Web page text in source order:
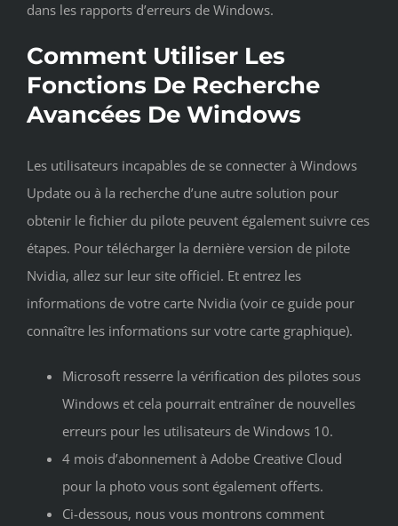
dans les rapports d’erreurs de Windows.
Comment Utiliser Les
Fonctions De Recherche
Avancées De Windows
Les utilisateurs incapables de se connecter à Windows
Update ou à la recherche d’une autre solution pour
obtenir le fichier du pilote peuvent également suivre ces
étapes. Pour télécharger la dernière version de pilote
Nvidia, allez sur leur site officiel. Et entrez les
informations de votre carte Nvidia (voir ce guide pour
connaître les informations sur votre carte graphique).
Microsoft resserre la vérification des pilotes sous
Windows et cela pourrait entraîner de nouvelles
erreurs pour les utilisateurs de Windows 10.
4 mois d’abonnement à Adobe Creative Cloud
pour la photo vous sont également offerts.
Ci-dessous, nous vous montrons comment